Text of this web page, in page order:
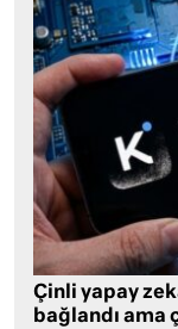
Çinli yapay
bağlandı ama